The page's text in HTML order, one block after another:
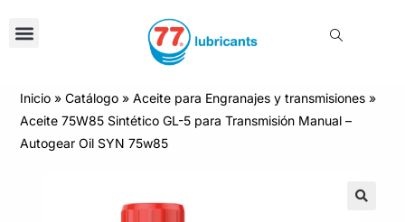
Inicio »Catálogo »Aceite para Engranajes y transmisiones »
Aceite 75W85 Sintético GL-5 para Transmisión Manual –
Autogear Oil SYN 75w85